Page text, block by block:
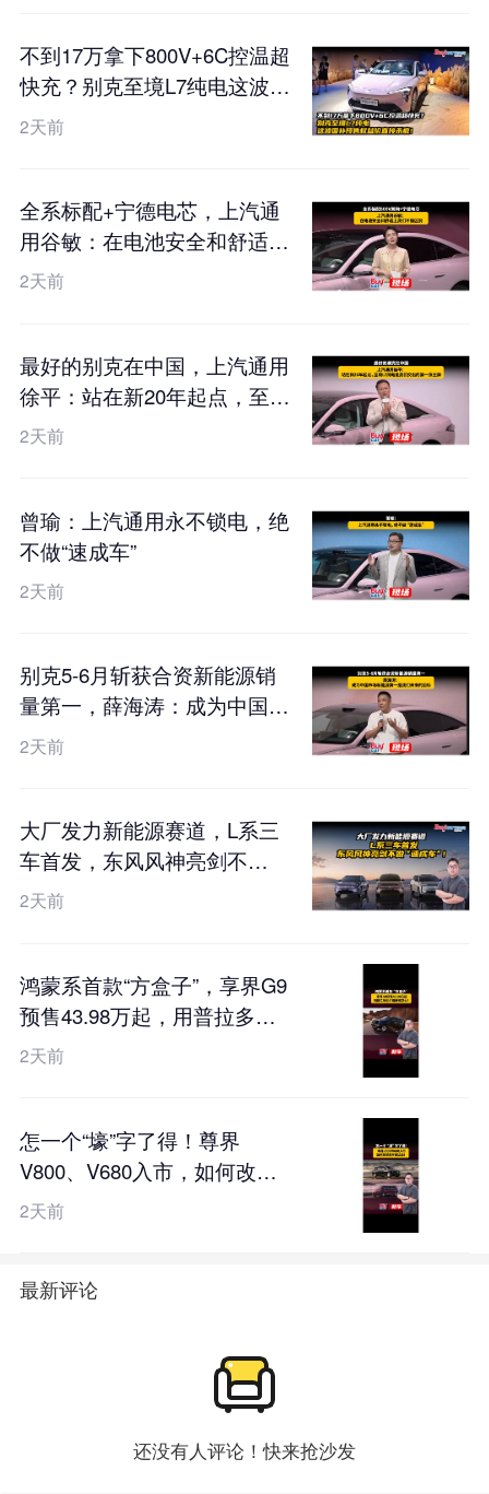
不到17万拿下800V+6C控温超
快充？别克至境L7纯电这波国
补预售权益价直接杀疯！
2天前
全系标配+宁德电芯，上汽通
用谷敏：在电池安全和舒适上
我们不搞区别
2天前
最好的别克在中国，上汽通用
徐平：站在新20年起点，至境
L7纯电是我们交出的第一张王
2天前
曾瑜：上汽通用永不锁电，绝
不做“速成车”
2天前
别克5-6月斩获合资新能源销
量第一，薛海涛：成为中国市
场新能源第一是我们未来的目
2天前
大厂发力新能源赛道，L系三
车首发，东风风神亮剑不
做“速成车”！
2天前
鸿蒙系首款“方盒子”，享界G9
预售43.98万起，用普拉多的
价格硬刚卫士？
2天前
怎一个“壕”字了得！尊界
V800、V680入市，如何改写
百万豪华局？
2天前
最新评论
还没有人评论！快来抢沙发